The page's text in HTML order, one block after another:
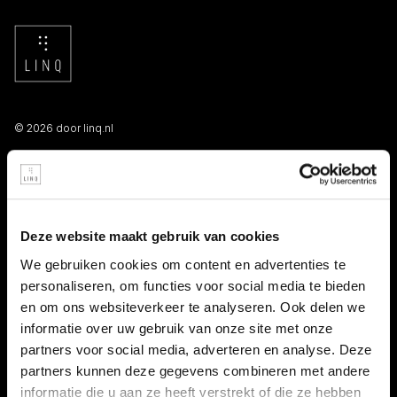
Deze website maakt gebruik van cookies
We gebruiken cookies om content en advertenties te
personaliseren, om functies voor social media te bieden
en om ons websiteverkeer te analyseren. Ook delen we
informatie over uw gebruik van onze site met onze
partners voor social media, adverteren en analyse. Deze
partners kunnen deze gegevens combineren met andere
informatie die u aan ze heeft verstrekt of die ze hebben
© 2026 door linq.nl
LINKS
Persooneelsgids uitzendkrachten
Antidiscriminatiebeleid
Klacht indienen